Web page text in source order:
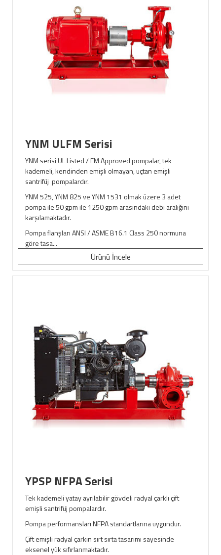
YNM ULFM Serisi
YNM serisi UL Listed / FM Approved pompalar, tek
kademeli, kendinden emişli olmayan, uçtan emişli
santrifüj pompalardır.
YNM 525, YNM 825 ve YNM 1531 olmak üzere 3 adet
pompa ile 50 gpm ile 1250 gpm arasındaki debi aralığını
karşılamaktadır.
Pompa flanşları ANSI / ASME B16.1 Class 250 normuna
göre tasa...
Ürünü İncele
YPSP NFPA Serisi
Tek kademeli yatay ayrılabilir gövdeli radyal çarklı çift
emişli santrifüj pompalardır.
Pompa performansları NFPA standartlarına uygundur.
Çift emişli radyal çarkın sırt sırta tasarımı sayesinde
eksenel yük sıfırlanmaktadır.